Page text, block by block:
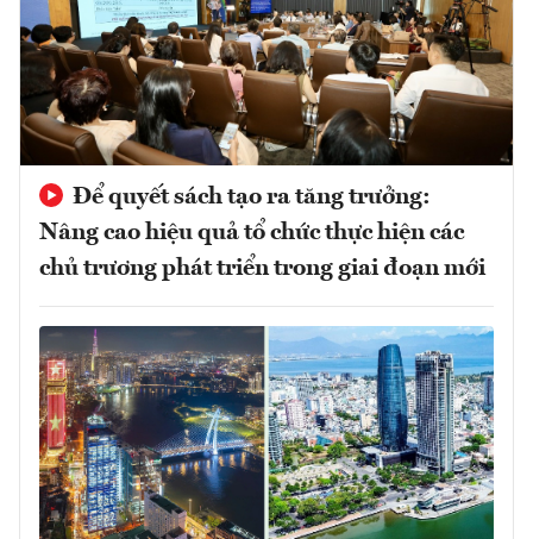
Để quyết sách tạo ra tăng trưởng:
Nâng cao hiệu quả tổ chức thực hiện các
chủ trương phát triển trong giai đoạn mới